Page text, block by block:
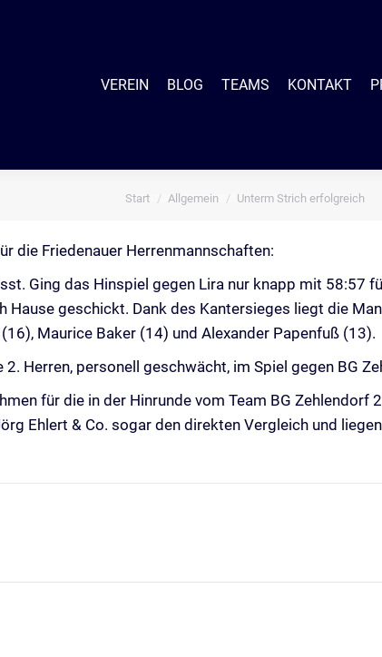
VEREIN BLOG TEAMS KONTAKT
Sie befinden sich hier:
Start Allgemein Unterm Strich erfolgreich
die Friedenauer Herrenmannschaften:
Ging das Hinspiel gegen Lira nur knapp mit 58:57
Hause geschickt. Dank des Kantersieges liegt die
Maurice Baker (14) und Alexander Papenfuß (13).
Herren, personell geschwächt, im Spiel gegen BG
für die in der Hinrunde vom Team BG
Ehlert & Co. sogar den direkten Vergleich und